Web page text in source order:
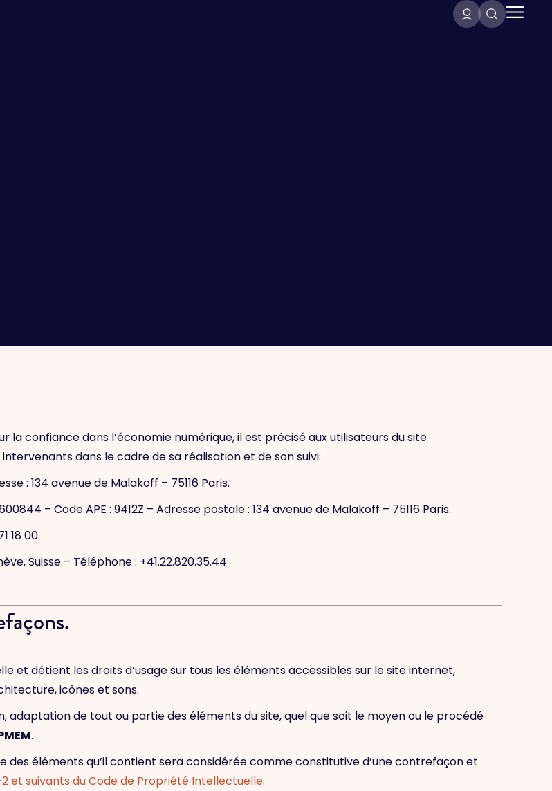
la confiance dans l’économie numérique, il est précisé aux utilisateurs du site
dans le cadre de sa réalisation et de son suivi:
: 134 avenue de Malakoff – 75116 Paris.
– Code APE : 9412Z – Adresse postale : 134 avenue de Malakoff – 75116 Paris.
18 00.
Suisse – Téléphone : +41.22.820.35.44
détient les droits d’usage sur tous les éléments accessibles sur le site internet,
icônes et sons.
de tout ou partie des éléments du site, quel que soit le moyen ou le procédé
.
des éléments qu’il contient sera considérée comme constitutive d’une contrefaçon et
2 et suivants du Code de Propriété Intellectuelle.